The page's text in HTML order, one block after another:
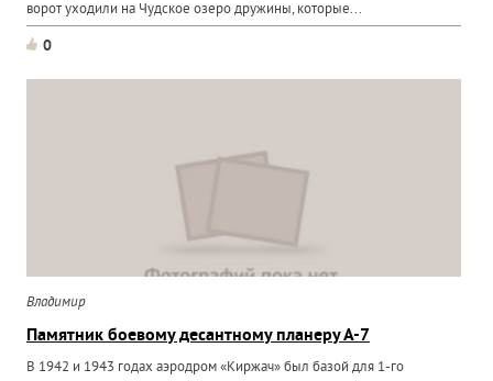
ворот уходили на Чудское озеро дружины, которые...
0
Владимир
Памятник боевому десантному планеру А-7
В 1942 и 1943 годах аэродром «Киржач» был базой для 1-го